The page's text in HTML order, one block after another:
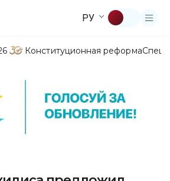
РУ
Конституционная реформа